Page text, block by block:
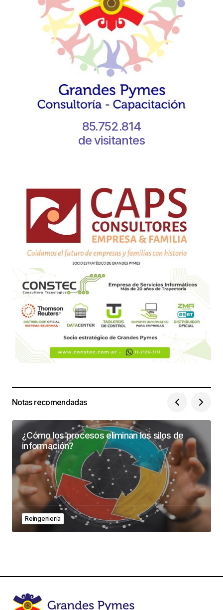
85.752.814
de visitantes
Notas recomendadas
¿Cómo los procesos eliminan los silos de
información?
Reingeniería